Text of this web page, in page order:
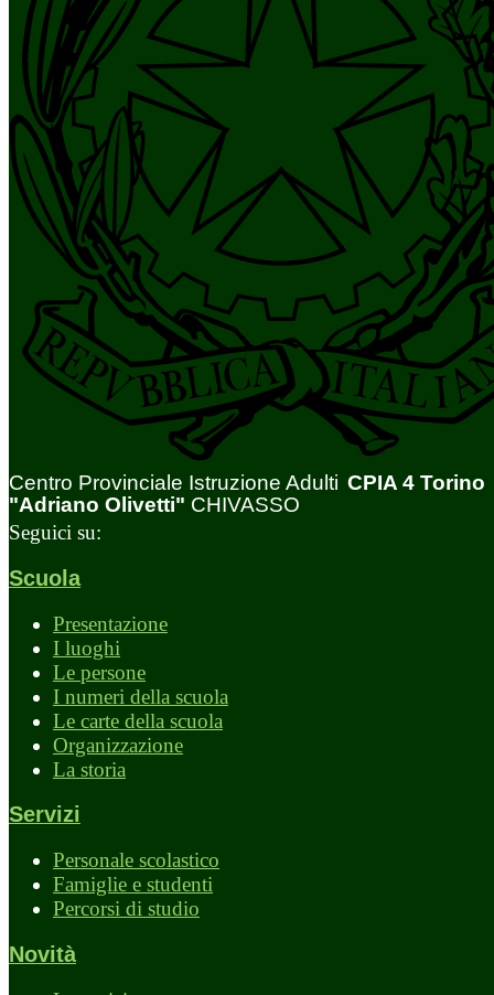
Centro Provinciale Istruzione Adulti CPIA 4 Torino
"Adriano Olivetti" CHIVASSO
Seguici su:
Scuola
Presentazione
I luoghi
Le persone
I numeri della scuola
Le carte della scuola
Organizzazione
La storia
Servizi
Personale scolastico
Famiglie e studenti
Percorsi di studio
Novità